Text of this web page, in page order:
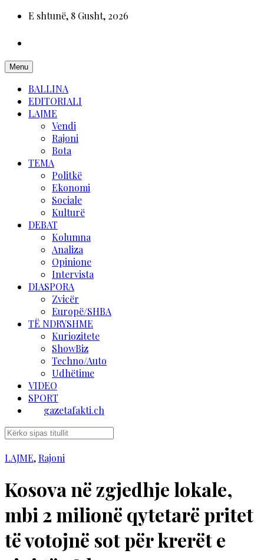
E shtunë, 8 Gusht, 2026
Menu
BALLINA
EDITORIALI
LAJME
Vendi
Rajoni
Bota
TEMA
Politkë
Ekonomi
Sociale
Kulturë
DEBAT
Kolumna
Analiza
Opinione
Intervista
DIASPORA
Zvicër
Europë/SHBA
TË NDRYSHME
Kuriozitete
ShowBiz
Techno/Auto
Udhëtime
VIDEO
SPORT
gazetafakti.ch
LAJME, Rajoni
Kosova në zgjedhje lokale,
mbi 2 milionë qytetarë pritet
të votojnë sot për krerët e